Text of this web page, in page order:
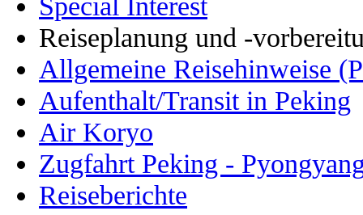
Reiseplanung und -
Allgemeine Reisehinweise
Aufenthalt/Transit in Peking
Air Koryo
Zugfahrt Peking -
Reiseberichte